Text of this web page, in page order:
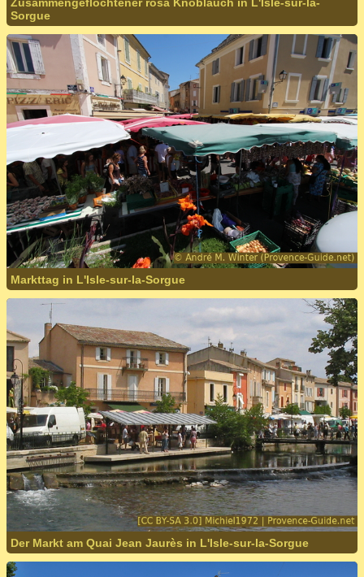
Sorgue
Markttag in L'Isle-sur-la-Sorgue
Der Markt am Quai Jean Jaurès in L'Isle-sur-la-Sorgue